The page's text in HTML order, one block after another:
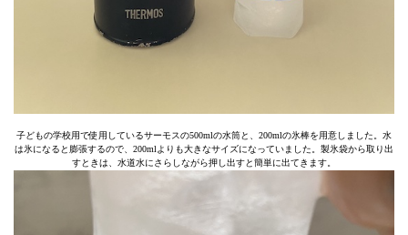
子どもの学校用で使用しているサーモスの500mlの水筒と、200mlの氷棒を用意しました。水
は氷になると膨張するので、200mlよりも大きなサイズになっていました。製氷袋から取り出
すときは、水道水にさらしながら押し出すと簡単に出てきます。